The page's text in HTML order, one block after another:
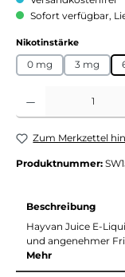
Sofort verfügbar,
Nikotinstärkeauswählen
0 mg 3 mg
Produkt Anzahl: Gib
Zum Merkzettel
Produktnummer:
Beschreibung
Hayvan Juice E-
und angenehmer
Mehr